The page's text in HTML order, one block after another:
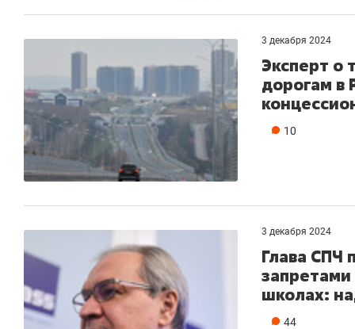
3 декабря 2024
Эксперт о
дорогам в
10
3 декабря 2024
Глава СПЧ
школах:
44